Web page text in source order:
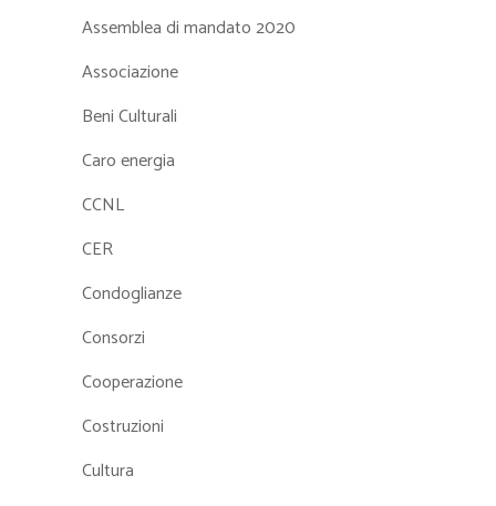
Assemblea di mandato 2020
Associazione
Beni Culturali
Caro energia
CCNL
CER
Condoglianze
Consorzi
Cooperazione
Costruzioni
Cultura